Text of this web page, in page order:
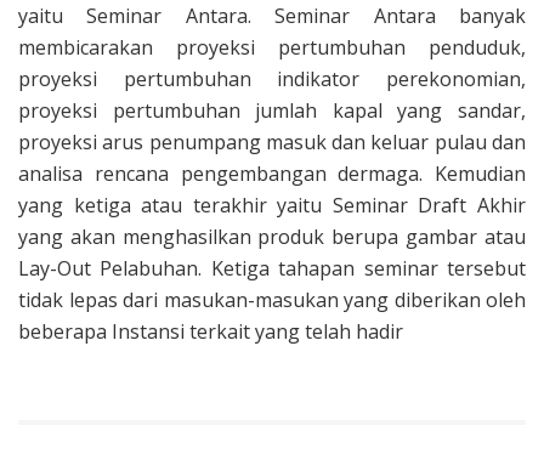
yaitu Seminar Antara. Seminar Antara banyak
membicarakan proyeksi pertumbuhan penduduk,
proyeksi pertumbuhan indikator perekonomian,
proyeksi pertumbuhan jumlah kapal yang sandar,
proyeksi arus penumpang masuk dan keluar pulau dan
analisa rencana pengembangan dermaga. Kemudian
yang ketiga atau terakhir yaitu Seminar Draft Akhir
yang akan menghasilkan produk berupa gambar atau
Lay-Out Pelabuhan. Ketiga tahapan seminar tersebut
tidak lepas dari masukan-masukan yang diberikan oleh
beberapa Instansi terkait yang telah hadir